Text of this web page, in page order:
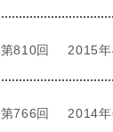
第810回 2015
第766回 2014